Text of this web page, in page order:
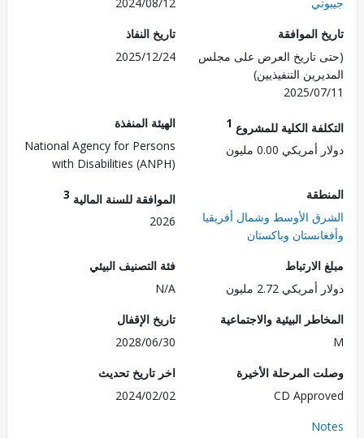
الموافقة
تاريخ العرض على مجلس
التنفيذيين)
2025/
تاريخ النفاذ
2025/12/24
الكلية للمشروع1
0.00 مليون
الهيئة المنفذة
National Agency for Persons
with Disabilities (ANPH)
الأوسط وشمال أفريقيا
وباكستان
الموافقة للسنة المالية3
2026
2.72 مليون
فئة التصنيف البيئي
البيئية والاجتماعية
تاريخ الإقفال
2028/06/30
المرحلة الأخيرة
CD
اخر تاريخ تحديث
2024/02/02